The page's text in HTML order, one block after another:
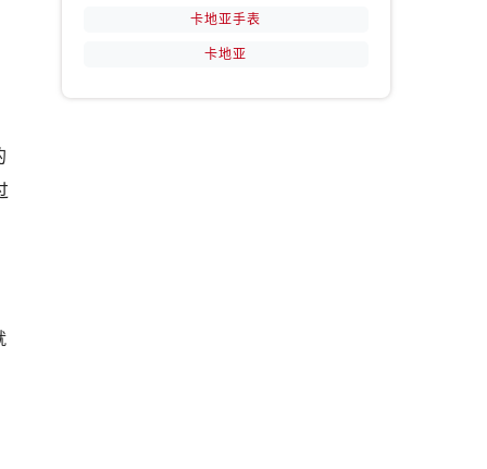
卡地亚手表
卡地亚